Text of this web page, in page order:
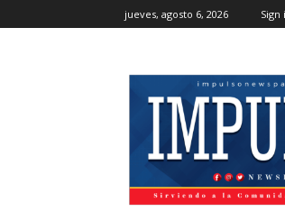
jueves, agosto 6, 2026 Sign